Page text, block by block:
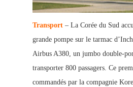
Transport – La Corée du Sud
grande pompe sur le tarmac
Airbus A380, un jumbo double-
transporter 800 passagers. Ce
commandés par la compagnie